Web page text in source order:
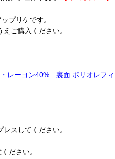
プリケです。
ご購入ください。
レーヨン40% 裏面 ポリオレフ
スしてください。
ださい。